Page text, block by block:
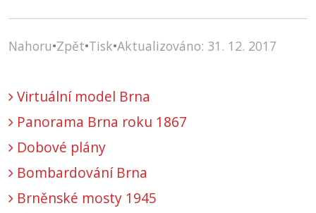
Nahoru•Zpět•Tisk•Aktualizováno: 31. 12. 2017
Virtuální model Brna
Panorama Brna roku 1867
Dobové plány
Bombardování Brna
Brněnské mosty 1945